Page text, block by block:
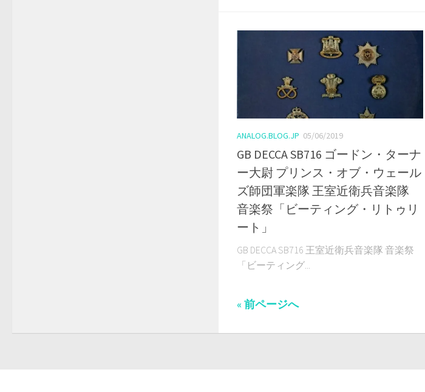
ANALOG.BLOG.JP 05/06/2019
GB DECCA SB716 ゴードン・ターナ
ー大尉 プリンス・オブ・ウェール
ズ師団軍楽隊 王室近衛兵音楽隊
音楽祭「ビーティング・リトゥリ
ート」
GB DECCA SB716 王室近衛兵音楽隊 音楽祭
「ビーティング...
« 前ページへ